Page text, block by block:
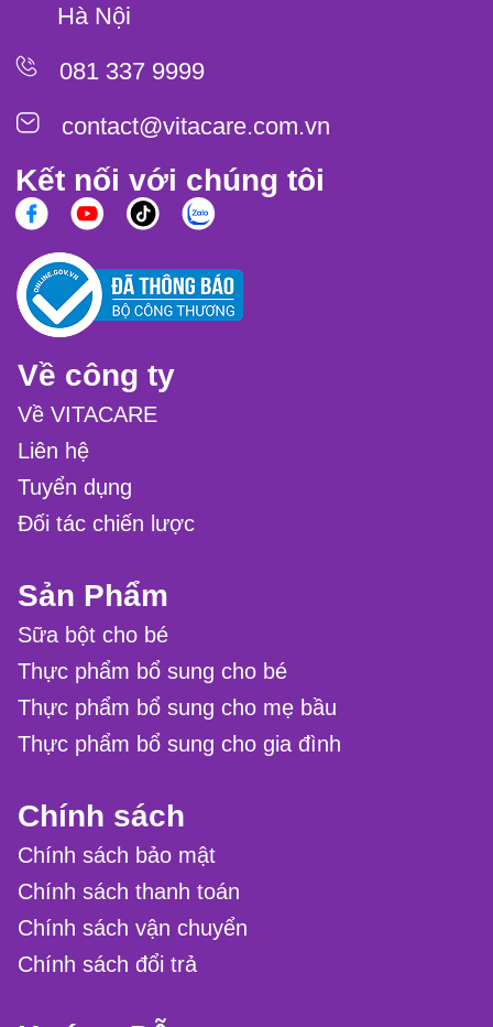
Hà Nội
081 337 9999
contact@vitacare.com.vn
Kết nối với chúng tôi
Về công ty
Về VITACARE
Liên hệ
Tuyển dụng
Đối tác chiến lược
Sản Phẩm
Sữa bột cho bé
Thực phẩm bổ sung cho bé
Thực phẩm bổ sung cho mẹ bầu
Thực phẩm bổ sung cho gia đình
Chính sách
Chính sách bảo mật
Chính sách thanh toán
Chính sách vận chuyển
Chính sách đổi trả